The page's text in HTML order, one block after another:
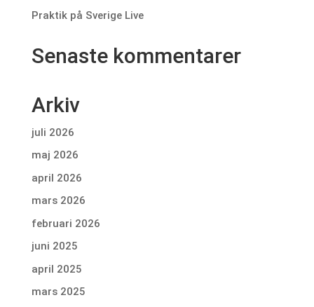
Praktik på Sverige Live
Senaste kommentarer
Arkiv
juli 2026
maj 2026
april 2026
mars 2026
februari 2026
juni 2025
april 2025
mars 2025